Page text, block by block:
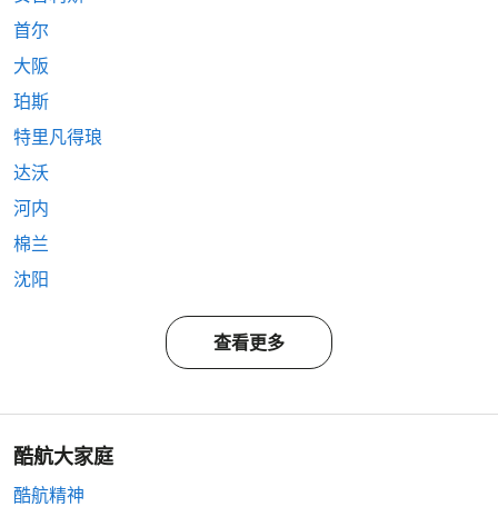
首尔
大阪
珀斯
特里凡得琅
达沃
河内
棉兰
沈阳
查看更多
酷航大家庭
酷航精神